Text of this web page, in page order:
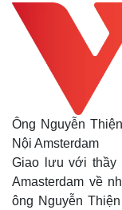
Ông Nguyễn
Nội Amsterdam
Giao lưu với thầy
Amasterdam về
ông Nguyễn